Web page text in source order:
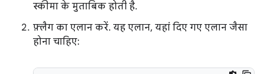
स्कीमा के मुताबिक होती है.
फ़्लैग का एलान करें. यह एलान, यहां दिए गए एलान जैसा
होना चाहिए: